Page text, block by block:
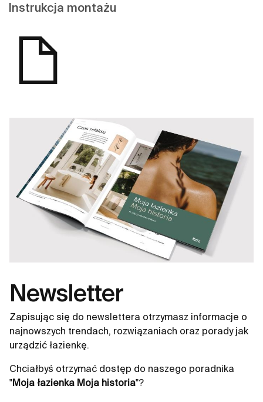
Instrukcja montażu
Newsletter
Zapisując się do newslettera otrzymasz informacje o
najnowszych trendach, rozwiązaniach oraz porady jak
urządzić łazienkę.
Chciałbyś otrzymać dostęp do naszego poradnika
"Moja łazienka Moja historia"?